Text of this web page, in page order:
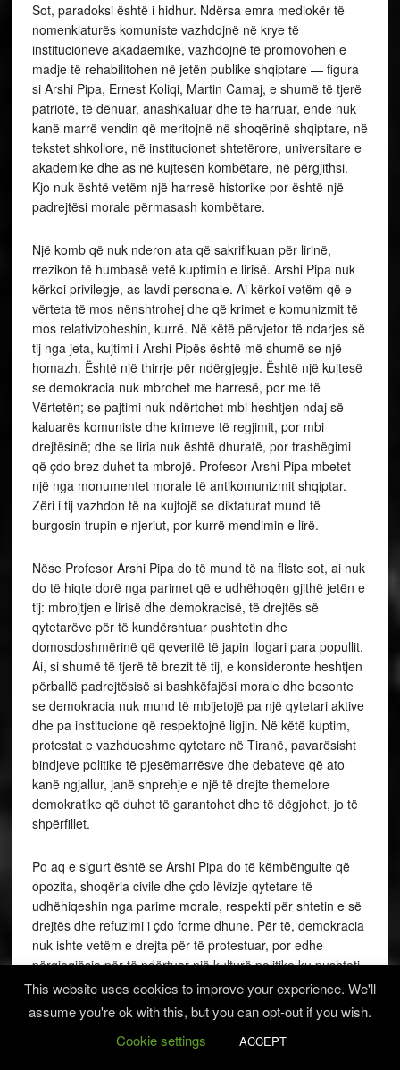
Sot, paradoksi është i hidhur. Ndërsa emra mediokër të
nomenklaturës komuniste vazhdojnë në krye të
institucioneve akadaemike, vazhdojnë të promovohen e
madje të rehabilitohen në jetën publike shqiptare — figura
si Arshi Pipa, Ernest Koliqi, Martin Camaj, e shumë të tjerë
patriotë, të dënuar, anashkaluar dhe të harruar, ende nuk
kanë marrë vendin që meritojnë në shoqërinë shqiptare, në
tekstet shkollore, në institucionet shtetërore, universitare e
akademike dhe as në kujtesën kombëtare, në përgjithsi.
Kjo nuk është vetëm një harresë historike por është një
padrejtësi morale përmasash kombëtare.
Një komb që nuk nderon ata që sakrifikuan për lirinë,
rrezikon të humbasë vetë kuptimin e lirisë. Arshi Pipa nuk
kërkoi privilegje, as lavdi personale. Ai kërkoi vetëm që e
vërteta të mos nënshtrohej dhe që krimet e komunizmit të
mos relativizoheshin, kurrë. Në këtë përvjetor të ndarjes së
tij nga jeta, kujtimi i Arshi Pipës është më shumë se një
homazh. Është një thirrje për ndërgjegje. Është një kujtesë
se demokracia nuk mbrohet me harresë, por me të
Vërtetën; se pajtimi nuk ndërtohet mbi heshtjen ndaj së
kaluarës komuniste dhe krimeve të regjimit, por mbi
drejtësinë; dhe se liria nuk është dhuratë, por trashëgimi
që çdo brez duhet ta mbrojë. Profesor Arshi Pipa mbetet
një nga monumentet morale të antikomunizmit shqiptar.
Zëri i tij vazhdon të na kujtojë se diktaturat mund të
burgosin trupin e njeriut, por kurrë mendimin e lirë.
Nëse Profesor Arshi Pipa do të mund të na fliste sot, ai nuk
do të hiqte dorë nga parimet që e udhëhoqën gjithë jetën e
tij: mbrojtjen e lirisë dhe demokracisë, të drejtës së
qytetarëve për të kundërshtuar pushtetin dhe
domosdoshmërinë që qeveritë të japin llogari para popullit.
Ai, si shumë të tjerë të brezit të tij, e konsideronte heshtjen
përballë padrejtësisë si bashkëfajësi morale dhe besonte
se demokracia nuk mund të mbijetojë pa një qytetari aktive
dhe pa institucione që respektojnë ligjin. Në këtë kuptim,
protestat e vazhdueshme qytetare në Tiranë, pavarësisht
bindjeve politike të pjesëmarrësve dhe debateve që ato
kanë ngjallur, janë shprehje e një të drejte themelore
demokratike që duhet të garantohet dhe të dëgjohet, jo të
shpërfillet.
Po aq e sigurt është se Arshi Pipa do të këmbëngulte që
opozita, shoqëria civile dhe çdo lëvizje qytetare të
udhëhiqeshin nga parime morale, respekti për shtetin e së
drejtës dhe refuzimi i çdo forme dhune. Për të, demokracia
nuk ishte vetëm e drejta për të protestuar, por edhe
përgjegjësia për të ndërtuar një kulturë politike ku pushteti
kontrollohet, ku korrupsioni ndëshkohet dhe liria dhe
interesi kombëtar nuk sakrifikohen kurrë në emër të
interesave politike e partiake. Ky është mesazhi që e bën
Profesor Arshi Pipën një figurë të përhershme të
This website uses cookies to improve your experience. We'll
assume you're ok with this, but you can opt-out if you wish.
Cookie settings
ACCEPT